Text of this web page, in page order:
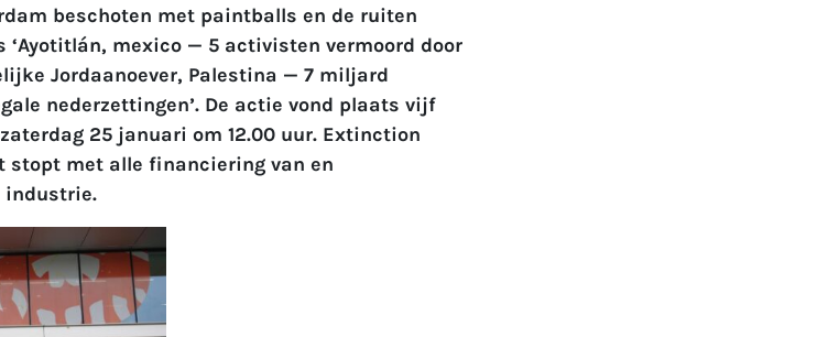
beschoten met paintballs en de ruiten
‘Ayotitlán, mexico — 5 activisten vermoord door
Jordaanoever, Palestina — 7 miljard
nederzettingen’. De actie vond plaats vijf
25 januari om 12.00 uur. Extinction
stopt met alle financiering van en
industrie.